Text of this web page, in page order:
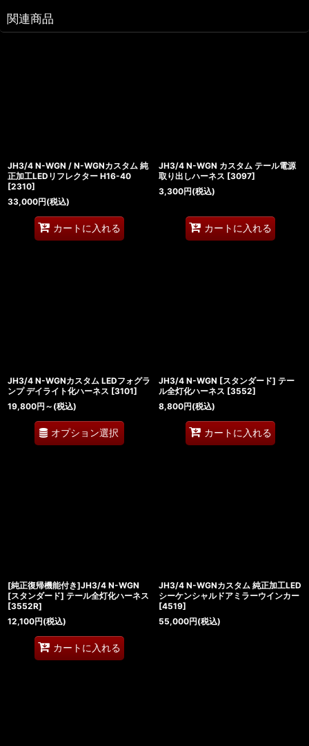
関連商品
JH3/4 N-WGN / N-WGNカスタム 純
正加工LEDリフレクター H16-40
[2310]
33,000円(税込)
カートに入れる
JH3/4 N-WGN カスタム テール電源
取り出しハーネス [3097]
3,300円(税込)
カートに入れる
JH3/4 N-WGNカスタム LEDフォグラ
ンプ デイライト化ハーネス [3101]
19,800円 ～ (税込)
オプション選択
JH3/4 N-WGN [スタンダード] テー
ル全灯化ハーネス [3552]
8,800円(税込)
カートに入れる
[純正復帰機能付き]JH3/4 N-WGN
[スタンダード] テール全灯化ハーネス
[3552R]
12,100円(税込)
カートに入れる
JH3/4 N-WGNカスタム 純正加工LED
シーケンシャルドアミラーウインカー
[4519]
55,000円(税込)